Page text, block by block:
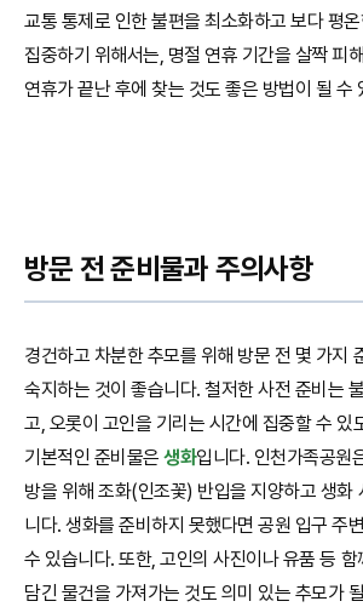
교통 통제로 인한 불편을 최소화하고 보다 평
집중하기 위해서는, 명절 연휴 기간을 살짝 피
연휴가 끝난 후에 찾는 것도 좋은 방법이 될 수
방문 전 준비물과 주의사항
경건하고 차분한 추모를 위해 방문 전 몇 가지
숙지하는 것이 좋습니다. 철저한 사전 준비는
고, 오롯이 고인을 기리는 시간에 집중할 수 있
기본적인 준비물은생화입니다. 인천가족공원
방을 위해 조화(인조꽃) 반입을 지양하고 생화
니다. 생화를 준비하지 못했다면 공원 입구 주
수 있습니다. 또한, 고인의 사진이나 유품 등 함
담긴 물건을 가져가는 것도 의미 있는 추모가